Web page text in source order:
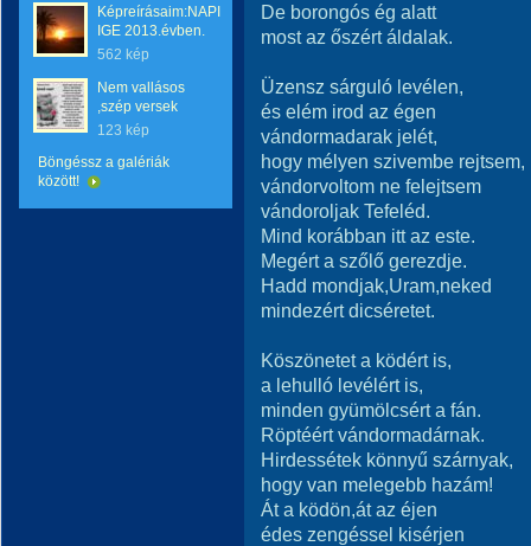
Képreírásaim:NAPI
IGE 2013.évben.
562 kép
Nem vallásos
,szép versek
123 kép
Böngéssz a galériák
között!
De borongós ég alatt
most az őszért áldalak.
Üzensz sárguló levélen,
és elém irod az égen
vándormadarak jelét,
hogy mélyen szivembe rejtsem,
vándorvoltom ne felejtsem
vándoroljak Tefeléd.
Mind korábban itt az este.
Megért a szőlő gerezdje.
Hadd mondjak,Uram,neked
mindezért dicséretet.
Köszönetet a ködért is,
a lehulló levélért is,
minden gyümölcsért a fán.
Röptéért vándormadárnak.
Hirdessétek könnyű szárnyak,
hogy van melegebb hazám!
Át a ködön,át az éjen
édes zengéssel kisérjen